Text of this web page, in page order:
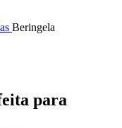
Beringela
para